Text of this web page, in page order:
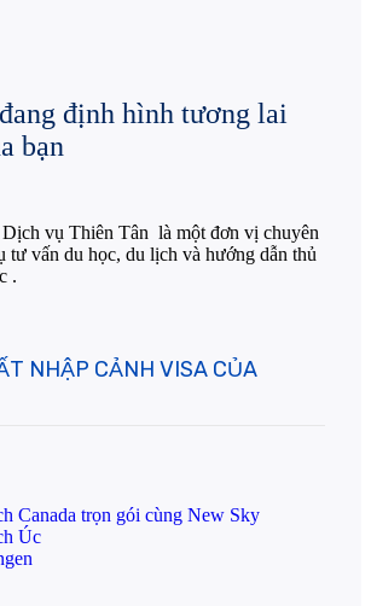
định hình tương lai
bạn
vụ Thiên Tân là một đơn vị chuyên
tư vấn du học, du lịch và hướng dẫn thủ
.
NHẬP CẢNH VISA CỦA
Canada trọn gói cùng New Sky
Úc